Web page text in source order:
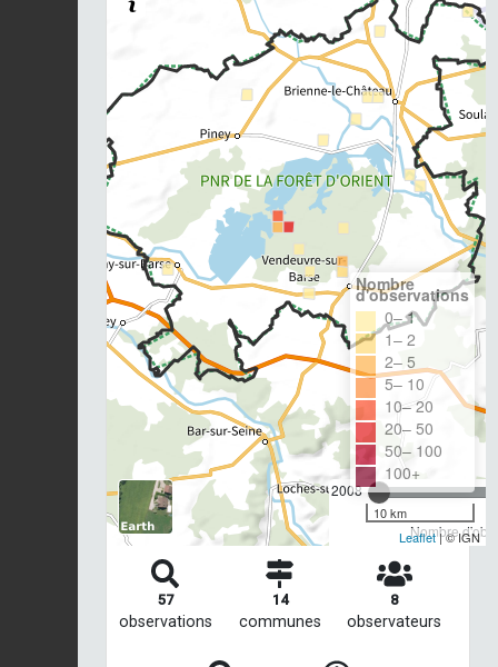
2008
Nombre
Nombre
d'observations
0– 1
1– 2
2– 5
5– 10
10– 20
20– 50
50– 100
100+
10 km
Leaflet| © IGN
57
observations
14
communes
8
observateurs